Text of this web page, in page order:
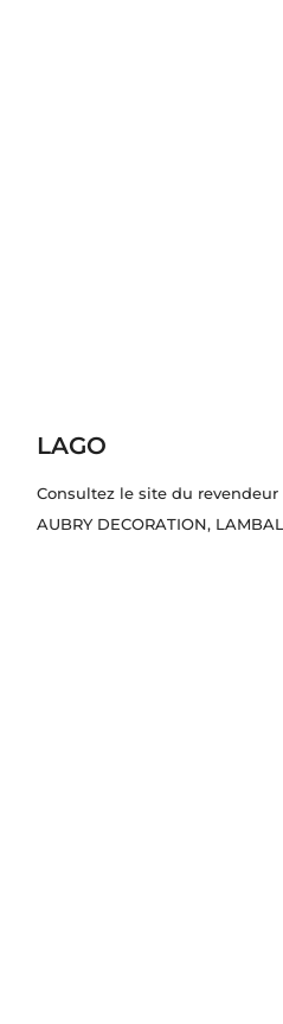
LAGO
Consultez le site du revendeur
AUBRY DECORATION,